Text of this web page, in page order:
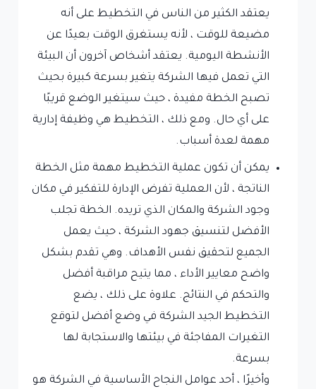
يعتقد الكثير من الناس في التخطيط على أنه
مضيعة للوقت ، لأنه يستغرق الوقت بعيدًا عن
الأنشطة اليومية. يعتقد أشخاص آخرون أن البيئة
التي تعمل فيها الشركة يتغير بسرعة كبيرة بحيث
تصبح الخطة مفيدة ، حيث سيتغير الوضع قريبًا
على أي حال. ومع ذلك ، التخطيط هي وظيفة إدارية
مهمة لعدة أسباب.
يمكن أن تكون عملية التخطيط مهمة مثل الخطة
الناتجة ، لأن العملية تفرض الإدارة للتفكير في مكان
وجود الشركة والمكان الذي تريده. الخطة تجلب
الأفضل لتنسيق جهود الشركة ، حيث يعمل
الجميع لتحقيق نفس الأهداف. وهي تقدم بشكل
واضح معايير الأداء ، مما يتيح مراقبة أفضل
والتحكم في النتائج. علاوة على ذلك ، يضع
التخطيط الجيد الشركة في وضع أفضل لتوقع
التغيرات المفاجئة في بيئتها والاستجابة لها
بسرعة.
وأخيرًا ، أحد عوامل النجاح الأساسية في الشركة هو